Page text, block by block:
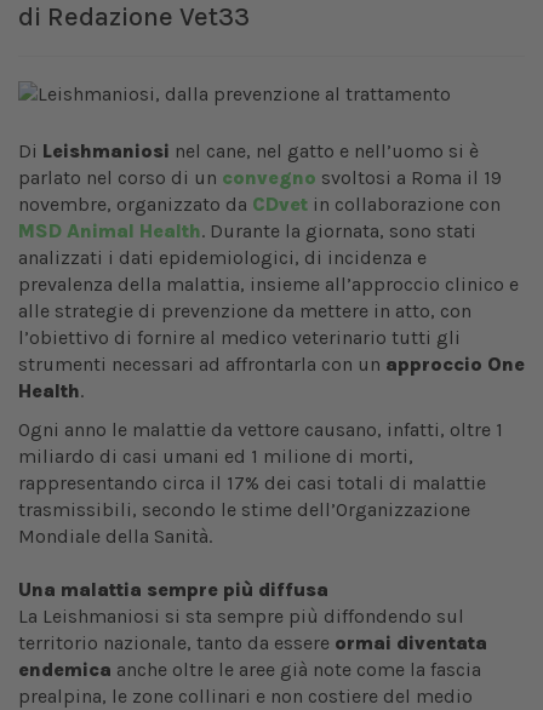
di Redazione Vet33
Di Leishmaniosi nel cane, nel gatto e nell’uomo si è
parlato nel corso di un convegno svoltosi a Roma il 19
novembre, organizzato da CDvet in collaborazione con
MSD Animal Health. Durante la giornata, sono stati
analizzati i dati epidemiologici, di incidenza e
prevalenza della malattia, insieme all’approccio clinico e
alle strategie di prevenzione da mettere in atto, con
l’obiettivo di fornire al medico veterinario tutti gli
strumenti necessari ad affrontarla con un approccio One
Health.
Ogni anno le malattie da vettore causano, infatti, oltre 1
miliardo di casi umani ed 1 milione di morti,
rappresentando circa il 17% dei casi totali di malattie
trasmissibili, secondo le stime dell’Organizzazione
Mondiale della Sanità.
Una malattia sempre più diffusa
La Leishmaniosi si sta sempre più diffondendo sul
territorio nazionale, tanto da essere ormai diventata
endemica anche oltre le aree già note come la fascia
prealpina, le zone collinari e non costiere del medio